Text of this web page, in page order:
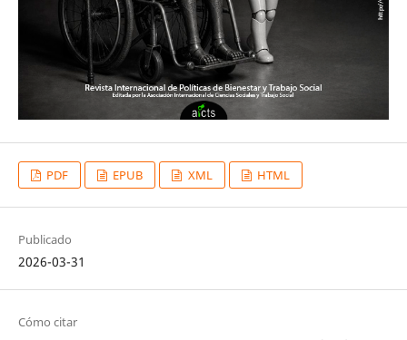
PDF EPUB XML HTML
Publicado
2026-03-31
Cómo citar